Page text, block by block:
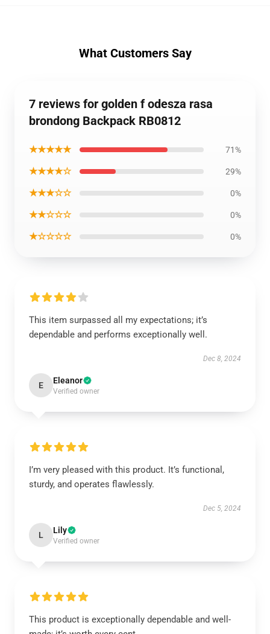
What Customers Say
7 reviews for golden f odesza rasa
brondong Backpack RB0812
★★★★★ 71%
★★★★☆ 29%
★★★☆☆ 0%
★★☆☆☆ 0%
★☆☆☆☆ 0%
This item surpassed all my expectations; it’s
dependable and performs exceptionally well.
Dec 8, 2024
E Eleanor
Verified owner
I’m very pleased with this product. It’s functional,
sturdy, and operates flawlessly.
Dec 5, 2024
L Lily
Verified owner
This product is exceptionally dependable and well-